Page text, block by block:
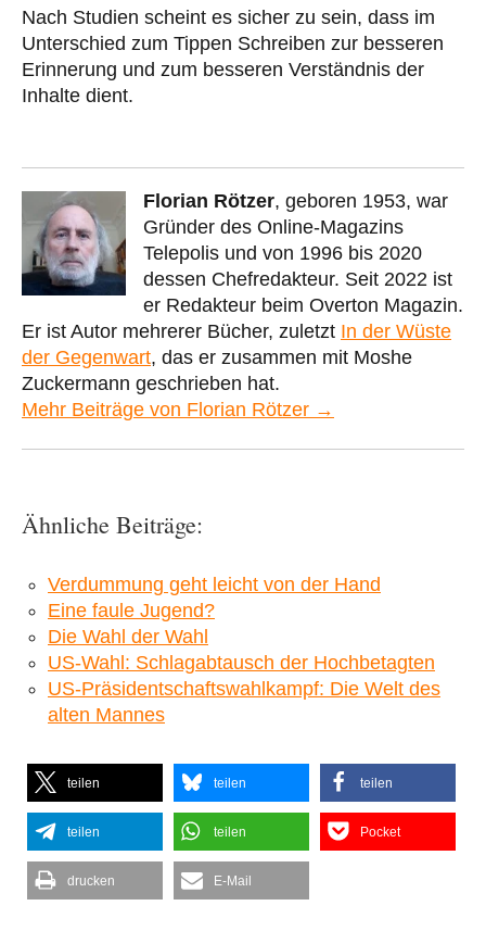
Nach Studien scheint es sicher zu sein, dass im
Unterschied zum Tippen Schreiben zur besseren
Erinnerung und zum besseren Verständnis der
Inhalte dient.
Florian Rötzer, geboren 1953, war
Gründer des Online-Magazins
Telepolis und von 1996 bis 2020
dessen Chefredakteur. Seit 2022 ist
er Redakteur beim Overton Magazin.
Er ist Autor mehrerer Bücher, zuletzt In der Wüste
der Gegenwart, das er zusammen mit Moshe
Zuckermann geschrieben hat.
Mehr Beiträge von Florian Rötzer →
Ähnliche Beiträge:
Verdummung geht leicht von der Hand
Eine faule Jugend?
Die Wahl der Wahl
US-Wahl: Schlagabtausch der Hochbetagten
US-Präsidentschaftswahlkampf: Die Welt des
alten Mannes
teilen teilen teilen
teilen teilen Pocket
drucken E-Mail